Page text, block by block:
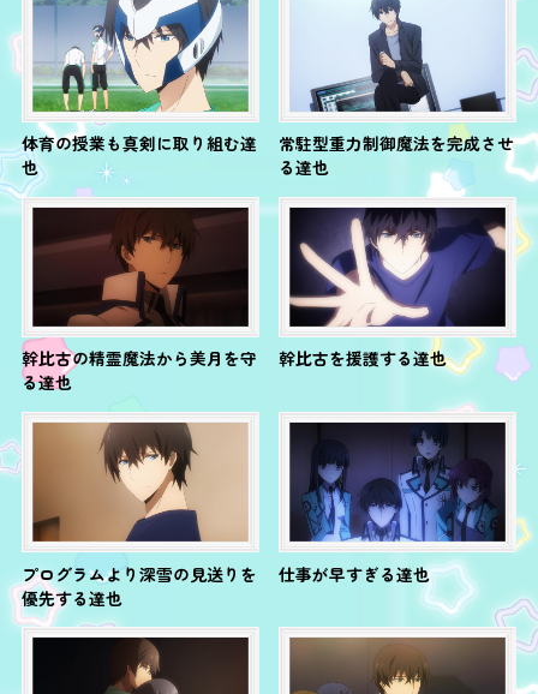
体育の授業も真剣に取り組む達
也
常駐型重力制御魔法を完成させ
る達也
幹比古の精霊魔法から美月を守
る達也
幹比古を援護する達也
プログラムより深雪の見送りを
優先する達也
仕事が早すぎる達也